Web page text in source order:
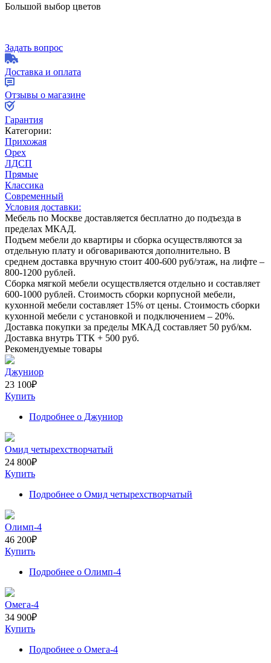
Большой выбор цветов
Задать вопрос
Доставка и оплата
Отзывы о магазине
Гарантия
Категории:
Прихожая
Орех
ЛДСП
Прямые
Классика
Современный
Условия доставки:
Мебель по Москве доставляется бесплатно до подъезда в
пределах МКАД.
Подъем мебели до квартиры и сборка осуществляются за
отдельную плату и обговариваются дополнительно. В
среднем доставка вручную стоит 400-600 руб/этаж, на лифте –
800-1200 рублей.
Сборка мягкой мебели осуществляется отдельно и составляет
600-1000 рублей. Стоимость сборки корпусной мебели,
кухонной мебели составляет 15% от цены. Стоимость сборки
кухонной мебели с установкой и подключением – 20%.
Доставка покупки за пределы МКАД составляет 50 руб/км.
Доставка внутрь ТТК + 500 руб.
Рекомендуемые товары
Джуниор
23 100₽
Купить
Подробнее о Джуниор
Омид четырехстворчатый
24 800₽
Купить
Подробнее о Омид четырехстворчатый
Олимп-4
46 200₽
Купить
Подробнее о Олимп-4
Омега-4
34 900₽
Купить
Подробнее о Омега-4